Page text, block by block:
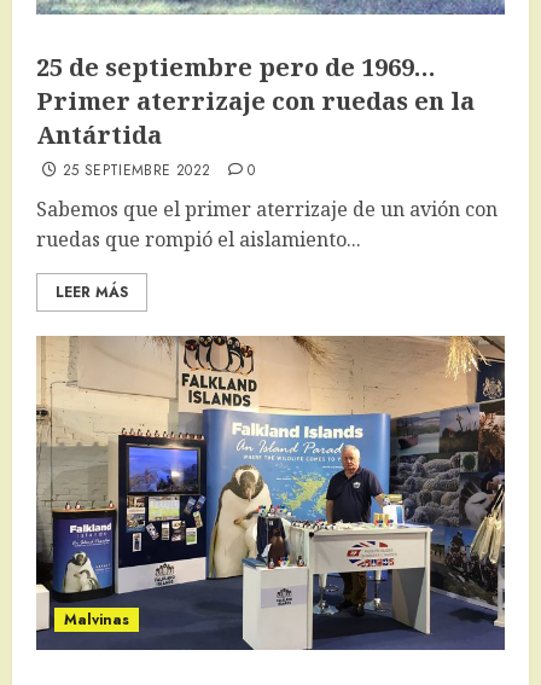
25 de septiembre pero de 1969…
Primer aterrizaje con ruedas en la
Antártida
25 SEPTIEMBRE 2022 0
Sabemos que el primer aterrizaje de un avión con
ruedas que rompió el aislamiento...
LEER MÁS
Malvinas